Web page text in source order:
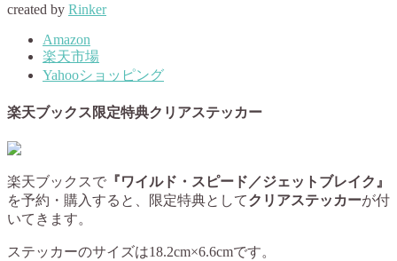
created by Rinker
Amazon
楽天市場
Yahooショッピング
楽天ブックス限定特典クリアステッカー
楽天ブックスで 『ワイルド・スピード／ジェットブレイク』
を予約・購入すると、限定特典としてクリアステッカーが付
いてきます。
ステッカーのサイズは18.2cm×6.6cmです。